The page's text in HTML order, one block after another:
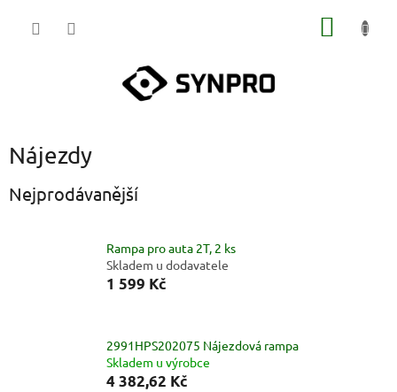
Nájezdy
Nejprodávanější
Rampa pro auta 2T, 2 ks
Skladem u dodavatele
1 599 Kč
2991HPS202075 Nájezdová rampa
Skladem u výrobce
4 382,62 Kč